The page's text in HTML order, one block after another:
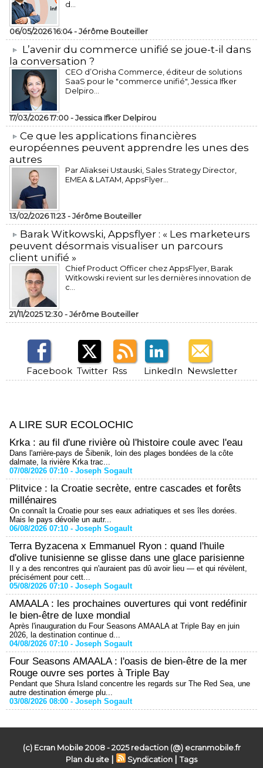
d...
06/05/2026 16:04 -Jérôme Bouteiller
L’avenir du commerce unifié se joue-t-il dans
la conversation ?
CEO d’Orisha Commerce, éditeur de solutions
SaaS pour le "commerce unifié", Jessica Ifker
Delpiro...
17/03/2026 17:00 -Jessica Ifker Delpirou
​Ce que les applications financières
européennes peuvent apprendre les unes des
autres
Par Aliaksei Ustauski, Sales Strategy Director,
EMEA & LATAM, AppsFlyer...
13/02/2026 11:23 -Jérôme Bouteiller
​Barak Witkowski, Appsflyer : « Les marketeurs
peuvent désormais visualiser un parcours
client unifié »
Chief Product Officer chez AppsFlyer, ​Barak
Witkowski revient sur les dernières innovation de
c...
21/11/2025 12:30 -Jérôme Bouteiller
Facebook Twitter Rss LinkedIn Newsletter
A LIRE SUR ECOLOCHIC
Krka : au fil d'une rivière où l'histoire coule avec l'eau
Dans l'arrière-pays de Šibenik, loin des plages bondées de la côte
dalmate, la rivière Krka trac...
07/08/2026 07:10 - Joseph Sogault
Plitvice : la Croatie secrète, entre cascades et forêts
millénaires
On connaît la Croatie pour ses eaux adriatiques et ses îles dorées.
Mais le pays dévoile un autr...
06/08/2026 07:10 - Joseph Sogault
Terra Byzacena x Emmanuel Ryon : quand l'huile
d'olive tunisienne se glisse dans une glace parisienne
Il y a des rencontres qui n'auraient pas dû avoir lieu — et qui révèlent,
précisément pour cett...
05/08/2026 07:10 - Joseph Sogault
AMAALA : les prochaines ouvertures qui vont redéfinir
le bien-être de luxe mondial
Après l'inauguration du Four Seasons AMAALA at Triple Bay en juin
2026, la destination continue d...
04/08/2026 07:10 - Joseph Sogault
Four Seasons AMAALA : l'oasis de bien-être de la mer
Rouge ouvre ses portes à Triple Bay
Pendant que Shura Island concentre les regards sur The Red Sea, une
autre destination émerge plu...
03/08/2026 08:00 - Joseph Sogault
(c) Ecran Mobile 2008 - 2025 redaction (@) ecranmobile.fr
Plan du site | Syndication |Tags